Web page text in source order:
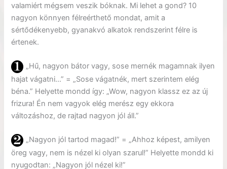
valamiért mégsem veszik bóknak. Mi lehet a gond? 10
nagyon könnyen félreérthető mondat, amit a
sértődékenyebb, gyanakvó alkatok rendszerint félre is
értenek.
„Hű, nagyon bátor vagy, sose mernék magamnak ilyen
hajat vágatni…” = „Sose vágatnék, mert szerintem elég
béna.” Helyette mondd így: „Wow, nagyon klassz ez az új
frizura! Én nem vagyok elég merész egy ekkora
változáshoz, de rajtad nagyon jól áll.”
„Nagyon jól tartod magad!” = „Ahhoz képest, amilyen
öreg vagy, nem is nézel ki olyan szarul!” Helyette mondd ki
nyugodtan: „Nagyon jól nézel ki!”